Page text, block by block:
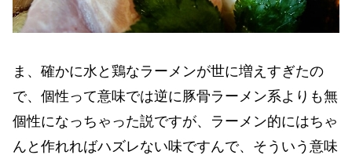
ま、確かに水と鶏なラーメンが世に増えすぎたの
で、個性って意味では逆に豚骨ラーメン系よりも無
個性になっちゃった説ですが、ラーメン的にはちゃ
んと作れればハズレない味ですんで、そういう意味